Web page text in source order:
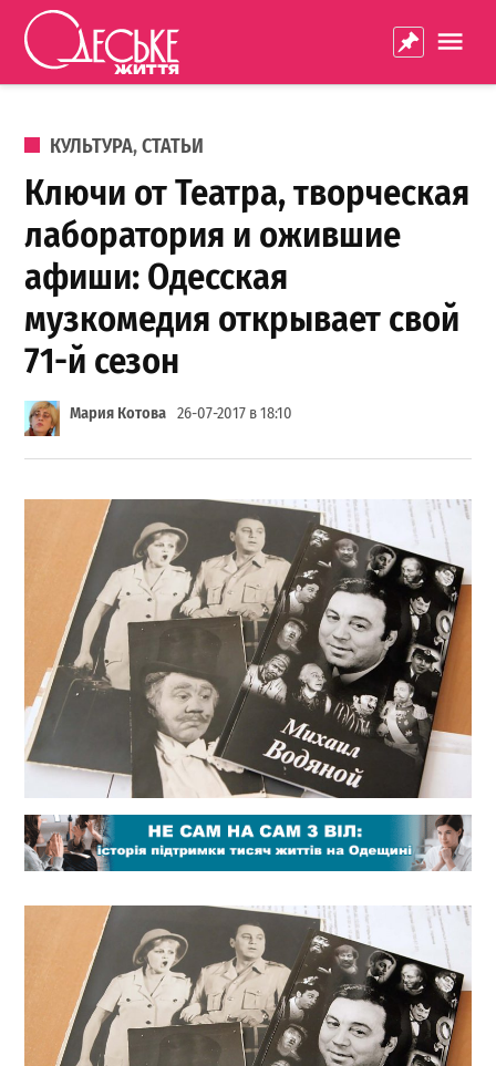
Перейти к содержанию
життя
ОПУБЛИКОВАНО В
КУЛЬТУРА,СТАТЬИ
Ключи от Театра, творческая
лаборатория и ожившие
афиши: Одесская
музкомедия открывает свой
71-й сезон
Мария Котова 26-07-2017 в 18:10